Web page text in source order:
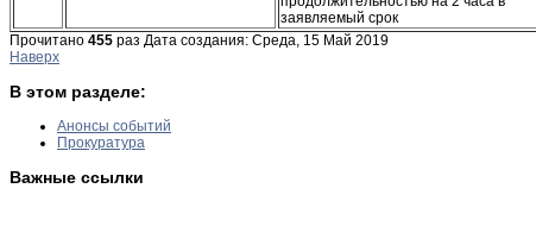
заявляемый срок
Прочитано 455 раз Дата создания: Среда, 15 Май 2019
Наверх
В этом разделе:
Анонсы событий
Прокуратура
Важные ссылки